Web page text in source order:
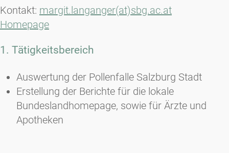
Kontakt: margit.langanger(at)sbg.ac.at
Homepage
1. Tätigkeitsbereich
Auswertung der Pollenfalle Salzburg Stadt
Erstellung der Berichte für die lokale
Bundeslandhomepage, sowie für Ärzte und
Apotheken